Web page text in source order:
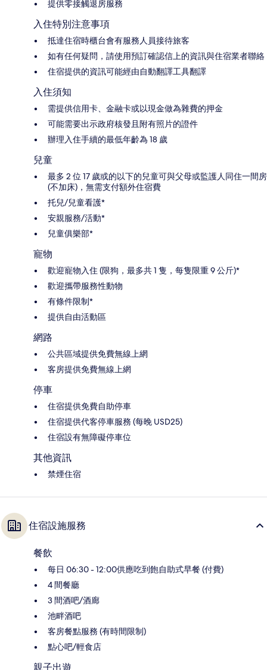
提供零接觸退房服務
入住特別注意事項
抵達住宿時櫃台會有服務人員接待旅客
如有任何疑問，請使用預訂確認信上的資訊與住宿業者聯絡
住宿提供的資訊可能經由自動翻譯工具翻譯
入住須知
需提供信用卡、金融卡或以現金做為雜費的押金
可能需要出示政府核發且附有照片的證件
辦理入住手續的最低年齡為 18 歲
兒童
最多 2 位 17 歲或的以下的兒童可與父母或監護人同住一間房
(不加床)，無需支付額外住宿費
托兒/兒童看護*
安親服務/活動*
兒童俱樂部*
寵物
歡迎寵物入住 (限狗，最多共 1 隻，每隻限重 9 公斤)*
歡迎攜帶服務性動物
有條件限制*
提供自由活動區
網路
公共區域提供免費無線上網
客房提供免費無線上網
停車
住宿提供免費自助停車
住宿提供代客停車服務 (每晚 USD25)
住宿設有無障礙停車位
其他資訊
禁煙住宿
住宿設施服務
餐飲
每日 06:30 - 12:00供應吃到飽自助式早餐 (付費)
4 間餐廳
3 間酒吧/酒廊
池畔酒吧
客房餐點服務 (有時間限制)
點心吧/輕食店
親子出遊